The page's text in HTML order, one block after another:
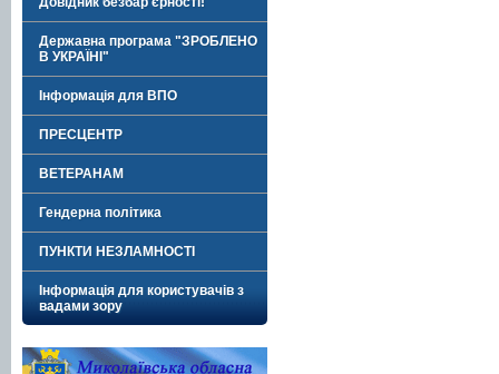
Державна програма "ЗРОБЛЕНО
В УКРАЇНІ"
Інформація для ВПО
ПРЕСЦЕНТР
ВЕТЕРАНАМ
Гендерна політика
ПУНКТИ НЕЗЛАМНОСТІ
Інформація для користувачів з
вадами зору